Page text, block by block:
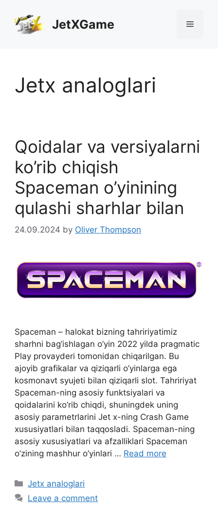
content
JetXGame Menu
Jetx analoglari
Qoidalar va versiyalarni
ko’rib chiqish
Spaceman o’yinining
qulashi sharhlar bilan
24.09.2024 by Oliver Thompson
Spaceman – halokat bizning tahririyatimiz
sharhni bag’ishlagan o’yin 2022 yilda pragmatic
Play provayderi tomonidan chiqarilgan. Bu
ajoyib grafikalar va qiziqarli o’yinlarga ega
kosmonavt syujeti bilan qiziqarli slot. Tahririyat
Spaceman-ning asosiy funktsiyalari va
qoidalarini ko’rib chiqdi, shuningdek uning
asosiy parametrlarini Jet x-ning Crash Game
xususiyatlari bilan taqqosladi. Spaceman-ning
asosiy xususiyatlari va afzalliklari Spaceman
o’zining mashhur o’yinlari … Read more
C
a
Jetx analoglari
Leave a comment